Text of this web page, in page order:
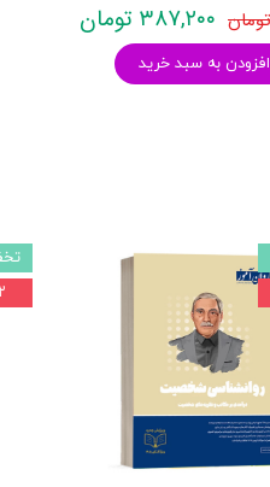
۳۸۷,۲۰۰ تومان
افزودن به سبد خرید